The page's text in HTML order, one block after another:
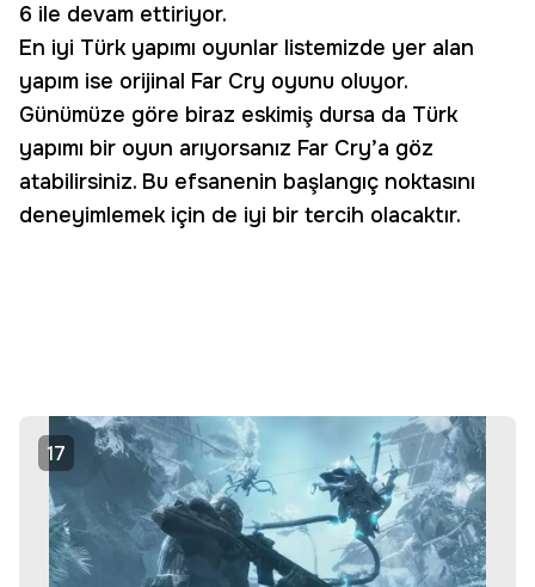
6 ile devam ettiriyor.
En iyi Türk yapımı oyunlar listemizde yer alan
yapım ise orijinal Far Cry oyunu oluyor.
Günümüze göre biraz eskimiş dursa da Türk
yapımı bir oyun arıyorsanız Far Cry’a göz
atabilirsiniz. Bu efsanenin başlangıç noktasını
deneyimlemek için de iyi bir tercih olacaktır.
17